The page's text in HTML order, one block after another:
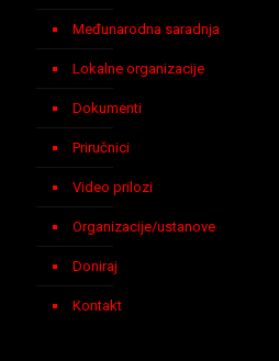
Međunarodna saradnja
Lokalne organizacije
Dokumenti
Priručnici
Video prilozi
Organizacije/ustanove
Doniraj
Kontakt